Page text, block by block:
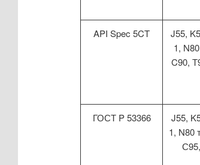
API Spec 5CT
J55,
1,
C90,
ГОСТ P 53366
J55,
1, N80